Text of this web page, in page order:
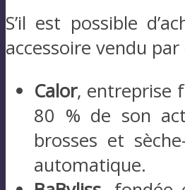
S’il est possible
accessoire vendu
Calor, entreprise
80 % de son
brosses et
automatique.